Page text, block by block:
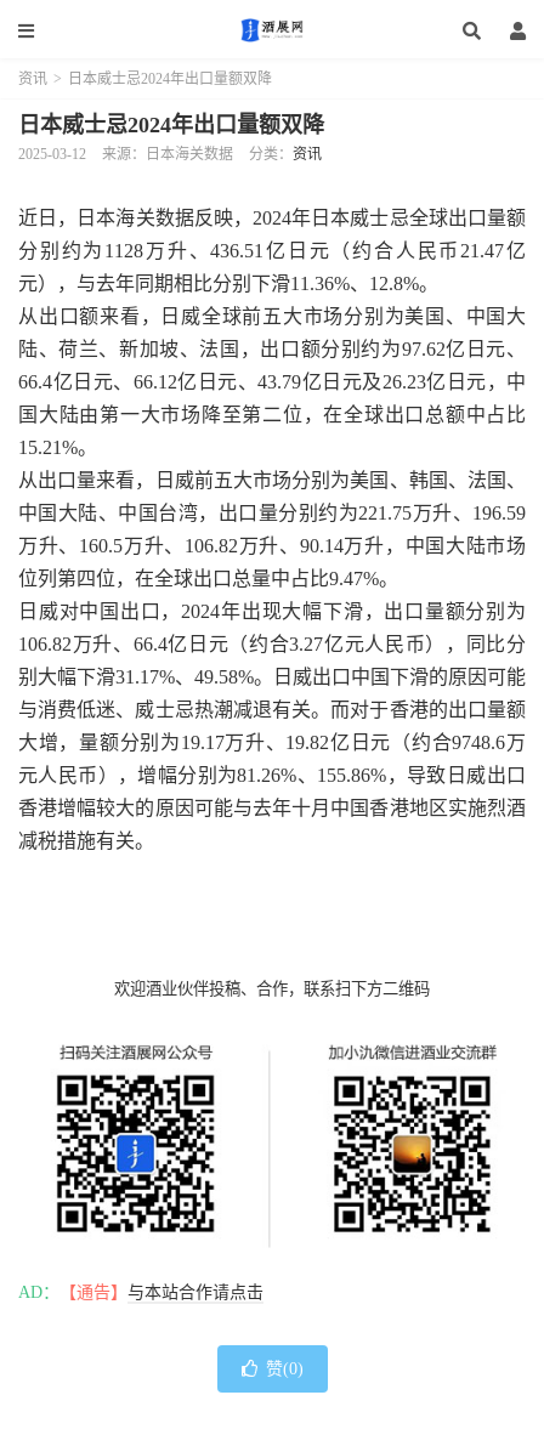
资讯 > 日本威士忌2024年出口量额双降
日本威士忌2024年出口量额双降
2025-03-12 来源：日本海关数据 分类： 资讯
近日，日本海关数据反映，2024年日本威士忌全球出口量额
分别约为1128万升、436.51亿日元（约合人民币21.47亿
元），与去年同期相比分别下滑11.36%、12.8%。
从出口额来看，日威全球前五大市场分别为美国、中国大
陆、荷兰、新加坡、法国，出口额分别约为97.62亿日元、
66.4亿日元、66.12亿日元、43.79亿日元及26.23亿日元，中
国大陆由第一大市场降至第二位，在全球出口总额中占比
15.21%。
从出口量来看，日威前五大市场分别为美国、韩国、法国、
中国大陆、中国台湾，出口量分别约为221.75万升、196.59
万升、160.5万升、106.82万升、90.14万升，中国大陆市场
位列第四位，在全球出口总量中占比9.47%。
日威对中国出口，2024年出现大幅下滑，出口量额分别为
106.82万升、66.4亿日元（约合3.27亿元人民币），同比分
别大幅下滑31.17%、49.58%。日威出口中国下滑的原因可能
与消费低迷、威士忌热潮减退有关。而对于香港的出口量额
大增，量额分别为19.17万升、19.82亿日元（约合9748.6万
元人民币），增幅分别为81.26%、155.86%，导致日威出口
香港增幅较大的原因可能与去年十月中国香港地区实施烈酒
减税措施有关。
欢迎酒业伙伴投稿、合作，联系扫下方二维码
AD： 【通告】 与本站合作请点击
赞(0)